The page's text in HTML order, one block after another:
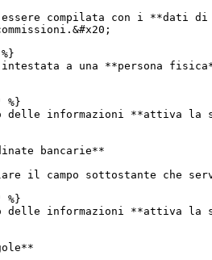
essere compilata con i
a una **persona
%}
delle informazioni **attiva
bancarie**
il campo sottostante che
%}
delle informazioni **attiva